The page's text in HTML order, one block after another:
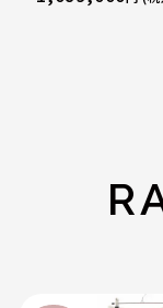
トリニティ リング